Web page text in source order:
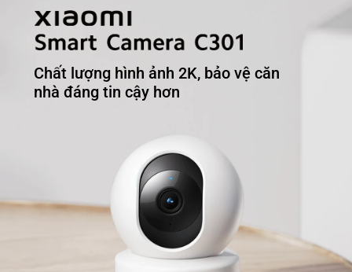
Chất lượng hình ảnh 2K, bảo vệ căn
nhà đáng tin cậy hơn